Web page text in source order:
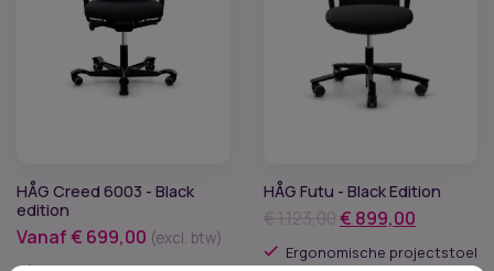
HÅG Creed 6003 - Black
edition
Vanaf€ 699,00 (excl. btw)
HÅG Futu - Black Edition
€1.123,00Oorspronkelijke
prijs
€ 899,00
prijs
Ergonomische projectstoel